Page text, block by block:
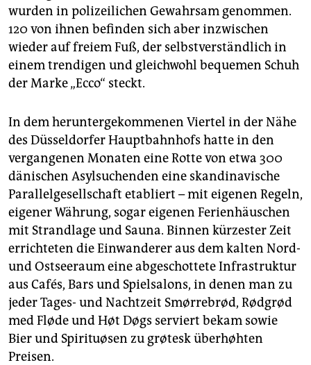
wurden in polizeilichen Gewahrsam genommen.
120 von ihnen befinden sich aber inzwischen
wieder auf freiem Fuß, der selbstverständlich in
einem trendigen und gleichwohl bequemen Schuh
der Marke „Ecco“ steckt.
In dem heruntergekommenen Viertel in der Nähe
des Düsseldorfer Hauptbahnhofs hatte in den
vergangenen Monaten eine Rotte von etwa 300
dänischen Asylsuchenden eine skandinavische
Parallelgesellschaft etabliert – mit eigenen Regeln,
eigener Währung, sogar eigenen Ferienhäuschen
mit Strandlage und Sauna. Binnen kürzester Zeit
errichteten die Einwanderer aus dem kalten Nord-
und Ostseeraum eine abgeschottete Infrastruktur
aus Cafés, Bars und Spielsalons, in denen man zu
jeder Tages- und Nachtzeit Smørrebrød, Rødgrød
med Fløde und Høt Døgs serviert bekam sowie
Bier und Spirituøsen zu grøtesk überhøhten
Preisen.